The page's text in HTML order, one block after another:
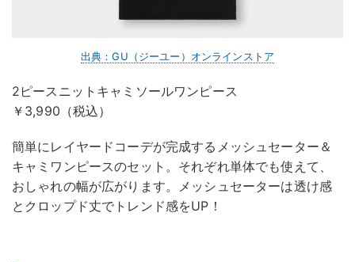
出典：GU（ジーユー）オンラインストア
2ピースニットキャミソールワンピース
￥3,990（税込）
簡単にレイヤードコーデが完成するメッシュセーター＆
キャミワンピースのセット。それぞれ単体でも使えて、
おしゃれの幅が広がります。メッシュセーターは透け感
とクロップド丈でトレンド感をUP！